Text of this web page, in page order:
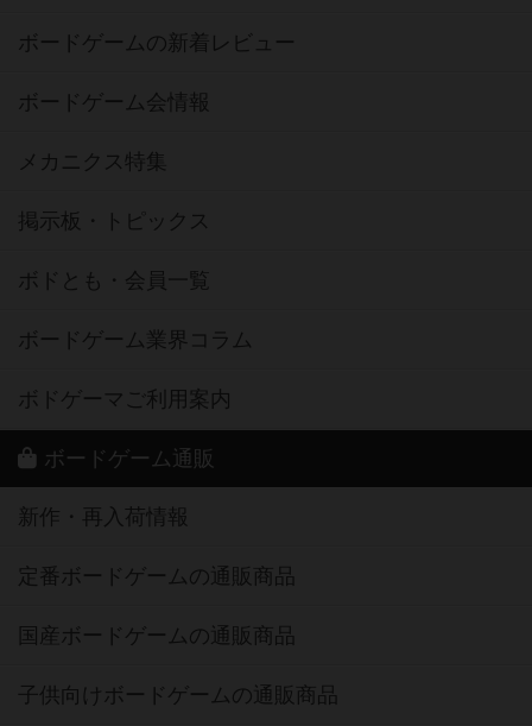
ボードゲームの新着レビュー
ボードゲーム会情報
メカニクス特集
掲示板・トピックス
ボドとも・会員一覧
ボードゲーム業界コラム
ボドゲーマご利用案内
ボードゲーム通販
新作・再入荷情報
定番ボードゲームの通販商品
国産ボードゲームの通販商品
子供向けボードゲームの通販商品